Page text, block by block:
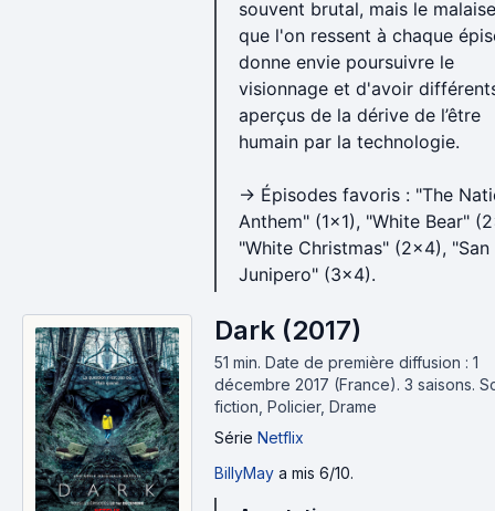
souvent brutal, mais le malaise
que l'on ressent à chaque
donne envie poursuivre le
visionnage et d'avoir
aperçus de la dérive de l’être
humain par la technologie.
→ Épisodes favoris : "The
Anthem" (1x1), "White Bear"
"White Christmas" (2x4), "San
Junipero" (3x4).
Dark (2017)
51 min. Date de première diffusion : 1
décembre 2017 (France). 3 saisons.
fiction, Policier, Drame
Série Netflix
BillyMay a mis 6/10.